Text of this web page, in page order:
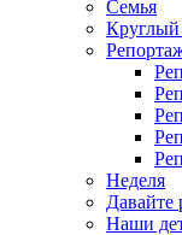
Семья
Круглый
Неделя
Давайте
Наши